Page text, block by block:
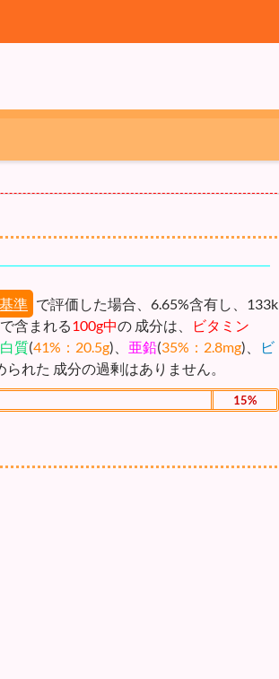
準 で評価した場合、6.65%含有し、133k
含まれる100g中の 成分は、
ビタミン
質(41%：20.5g)、 亜鉛(35%：2.8mg)、
ビ
れた 成分の過剰はありません。
15%